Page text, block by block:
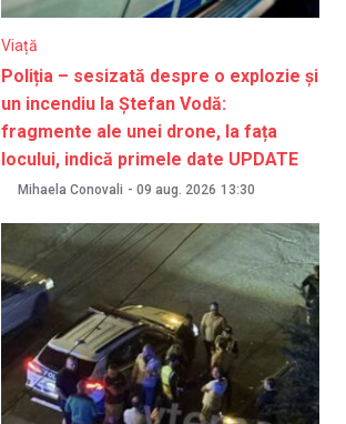
Viață
Poliția – sesizată despre o explozie și
un incendiu la Ștefan Vodă:
fragmente ale unei drone, la fața
locului, indică primele date UPDATE
Mihaela Conovali - 09 aug. 2026 13:30